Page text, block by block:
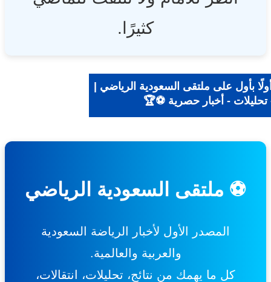
كثيرًا.
بأول على ملتقى السعودية الرياضي |
- أخبار حصرية ⚽🏆
⚽ ملتقى السعودية الرياضي
المصدر الأول لأخبار الرياضة السعودية
والعربية والعالمية.
كل ما يهمك من نتائج، تحليلات، انتقالات،